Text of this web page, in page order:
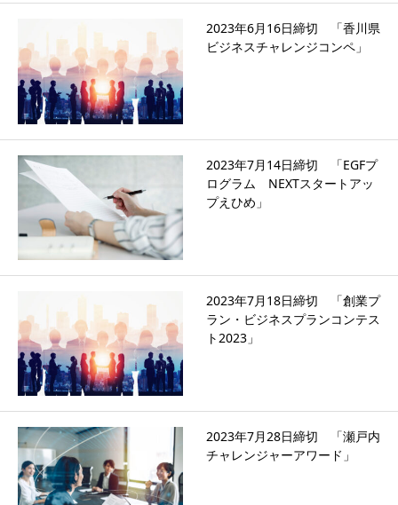
2023年6月16日締切 「香川県
ビジネスチャレンジコンペ」
2023年7月14日締切 「EGFプ
ログラム NEXTスタートアッ
プえひめ」
2023年7月18日締切 「創業プ
ラン・ビジネスプランコンテス
ト2023」
2023年7月28日締切 「瀬戸内
チャレンジャーアワード」